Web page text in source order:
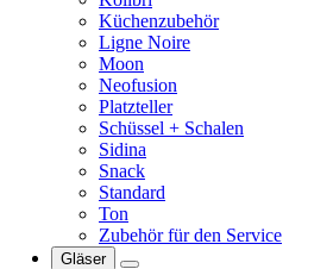
Küchenzubehör
Ligne Noire
Moon
Neofusion
Platzteller
Schüssel + Schalen
Sidina
Snack
Standard
Ton
Zubehör für den Service
Gläser